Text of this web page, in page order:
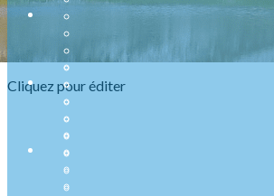
?>
Images de la page d'accueil
Cliquez pour éditer